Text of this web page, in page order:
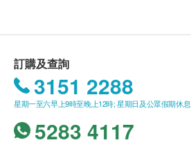
訂購及查詢
3151 2288
星期一至六早上9時至晚上12時; 星期日及公眾假期休息
5283 4117